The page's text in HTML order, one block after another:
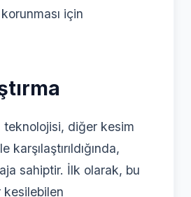
için
teknolojisi, diğer kesim
karşılaştırıldığında,
sahiptir. İlk olarak, bu